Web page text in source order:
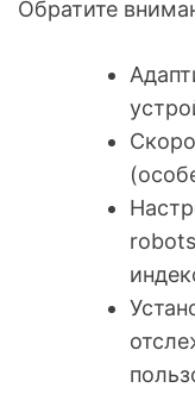
Обратите